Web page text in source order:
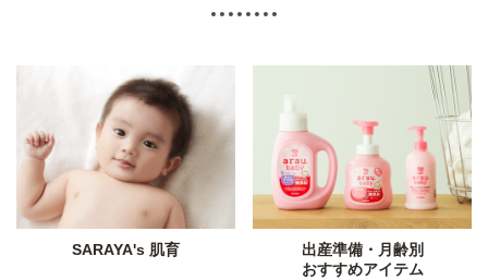
SARAYA's 肌育
出産準備・月齢別
おすすめアイテム